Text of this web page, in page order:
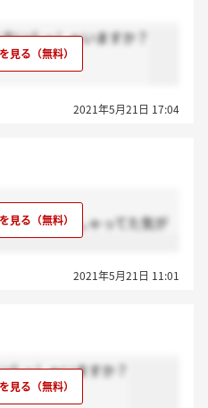
いらっしゃいますか？
2021年5月21日 17:04
するとおっしゃってた気が
2021年5月21日 11:01
らっしゃいますか？